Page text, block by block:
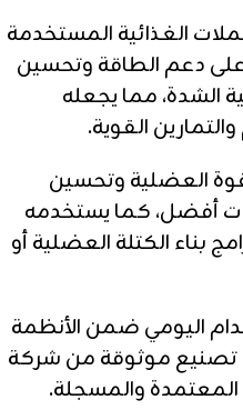
الغذائية المستخدمة
على دعم الطاقة وتحسين
الشدة، مما يجعله
القوية.
العضلية وتحسين
أفضل، كما يستخدمه
بناء الكتلة العضلية أو
اليومي ضمن الأنظمة
تصنيع موثوقة من شركة